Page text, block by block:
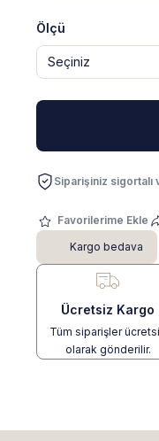
Ölçü
Siparişiniz
Kargo bedava
Ücretsiz Kargo
Tüm siparişler
olarak gönderilir.